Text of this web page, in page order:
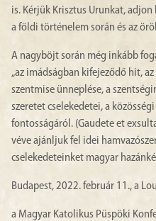
is. Kérjük Krisztus Urunkat,
a földi történelem során és az
A nagyböjt során még inkább
„az imádságban kifejeződő hit,
szentmise ünneplése, a
szeretet cselekedetei, a
fontosságáról. (Gaudete et
véve ajánljuk fel idei
cselekedeteinket magyar
Budapest, 2022. február 11., a
a Magyar Katolikus Püspöki